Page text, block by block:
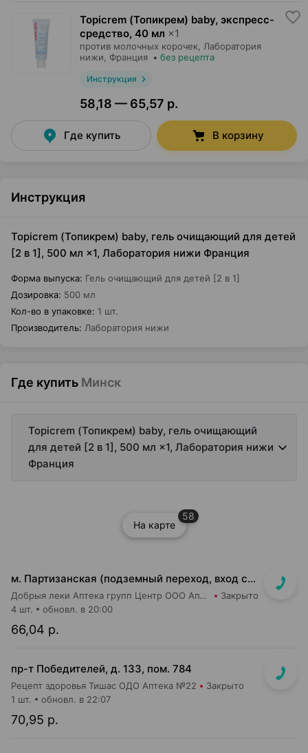
Topicrem (Топикрем) baby, экспресс-
средство, 40 мл ×1
против молочных корочек, Лаборатория
нижи , Франция • без рецепта
Инструкция
58,18 — 65,57 р.
Где купить В корзину
Инструкция
Topicrem (Топикрем) baby, гель очищающий для детей
[2 в 1], 500 мл ×1, Лаборатория нижи Франция
Форма выпуска: Гель очищающий для детей [2 в 1]
Дозировка: 500 мл
Кол-во в упаковке: 1 шт.
Производитель: Лаборатория нижи
Где купить Минск
Topicrem (Топикрем) baby, гель очищающий
для детей [2 в 1], 500 мл ×1, Лаборатория нижи
Франция
На карте
58
м. Партизанская (подземный переход, вход со стороны гостиницы "Турист")
Добрыя леки Аптека групп Центр ООО Аптека №5 Закрыто
66,04 р.
4 шт. обновл. в 20:00
пр-т Победителей, д. 133, пом. 784
Рецепт здоровья Тишас ОДО Аптека №22 Закрыто
70,95 р.
1 шт. обновл. в 22:07